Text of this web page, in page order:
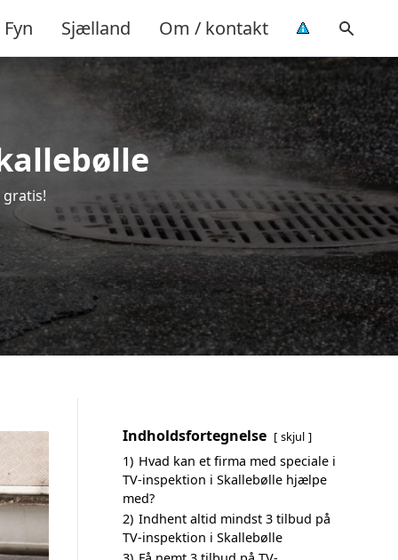
Fyn Sjælland Om / kontakt
Indholdsfortegnelse skjul
1) Hvad kan et firma med speciale i
TV-inspektion i Skallebølle hjælpe
med?
2) Indhent altid mindst 3 tilbud på
TV-inspektion i Skallebølle